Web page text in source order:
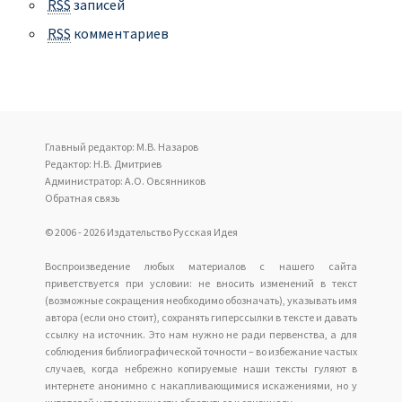
RSS записей
RSS комментариев
Главный редактор: М.В. Назаров
Редактор: Н.В. Дмитриев
Администратор: А.О. Овсянников
Обратная связь
© 2006 - 2026 Издательство Русская Идея
Воспроизведение любых материалов с нашего сайта
приветствуется при условии: не вносить изменений в текст
(возможные сокращения необходимо обозначать), указывать имя
автора (если оно стоит), сохранять гиперссылки в тексте и давать
ссылку на источник. Это нам нужно не ради первенства, а для
соблюдения библиографической точности – во избежание частых
случаев, когда небрежно копируемые наши тексты гуляют в
интернете анонимно с накапливающимися искажениями, но у